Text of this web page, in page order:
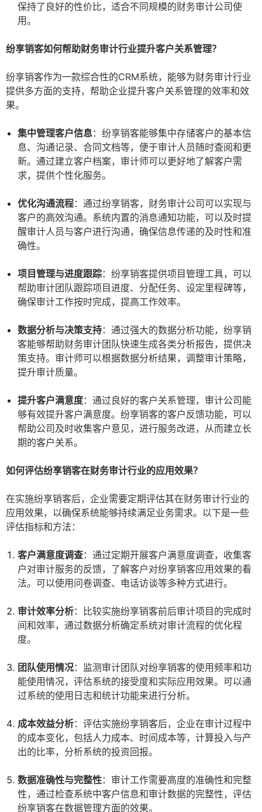
保持了良好的性价比，适合不同规模的财务审计公司使
用。
纷享销客如何帮助财务审计行业提升客户关系管理？
纷享销客作为一款综合性的CRM系统，能够为财务审计行业
提供多方面的支持，帮助企业提升客户关系管理的效率和效
果。
集中管理客户信息：纷享销客能够集中存储客户的基本信
息、沟通记录、合同文档等，便于审计人员随时查阅和更
新。通过建立客户档案，审计师可以更好地了解客户需
求，提供个性化服务。
优化沟通流程：通过纷享销客，财务审计公司可以实现与
客户的高效沟通。系统内置的消息通知功能，可以及时提
醒审计人员与客户进行沟通，确保信息传递的及时性和准
确性。
项目管理与进度跟踪：纷享销客提供项目管理工具，可以
帮助审计团队跟踪项目进度、分配任务、设定里程碑等，
确保审计工作按时完成，提高工作效率。
数据分析与决策支持：通过强大的数据分析功能，纷享销
客能够帮助财务审计团队快速生成各类分析报告，提供决
策支持。审计师可以根据数据分析结果，调整审计策略，
提升审计质量。
提升客户满意度：通过良好的客户关系管理，审计公司能
够有效提升客户满意度。纷享销客的客户反馈功能，可以
帮助公司及时收集客户意见，进行服务改进，从而建立长
期的客户关系。
如何评估纷享销客在财务审计行业的应用效果？
在实施纷享销客后，企业需要定期评估其在财务审计行业的
应用效果，以确保系统能够持续满足业务需求。以下是一些
评估指标和方法：
客户满意度调查：通过定期开展客户满意度调查，收集客
户对审计服务的反馈，了解客户对纷享销客应用效果的看
法。可以使用问卷调查、电话访谈等多种方式进行。
审计效率分析：比较实施纷享销客前后审计项目的完成时
间和效率，通过数据分析确定系统对审计流程的优化程
度。
团队使用情况：监测审计团队对纷享销客的使用频率和功
能使用情况，评估系统的接受度和实际应用效果。可以通
过系统的使用日志和统计功能来进行分析。
成本效益分析：评估实施纷享销客后，企业在审计过程中
的成本变化，包括人力成本、时间成本等，计算投入与产
出的比率，分析系统的投资回报。
数据准确性与完整性：审计工作需要高度的准确性和完整
性，通过检查系统中客户信息和审计数据的完整性，评估
纷享销客在数据管理方面的效果。